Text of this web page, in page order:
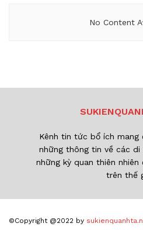
No Content
Kênh tin tức bổ ích mang
những thông tin về các
những kỳ quan thiên
trên thế
©Copyright @2022 by